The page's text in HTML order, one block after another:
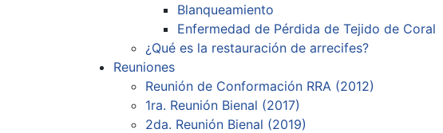
Blanqueamiento
Enfermedad de Pérdida de Tejido de Coral
¿Qué es la restauración de arrecifes?
Reuniones
Reunión de Conformación RRA (2012)
1ra. Reunión Bienal (2017)
2da. Reunión Bienal (2019)